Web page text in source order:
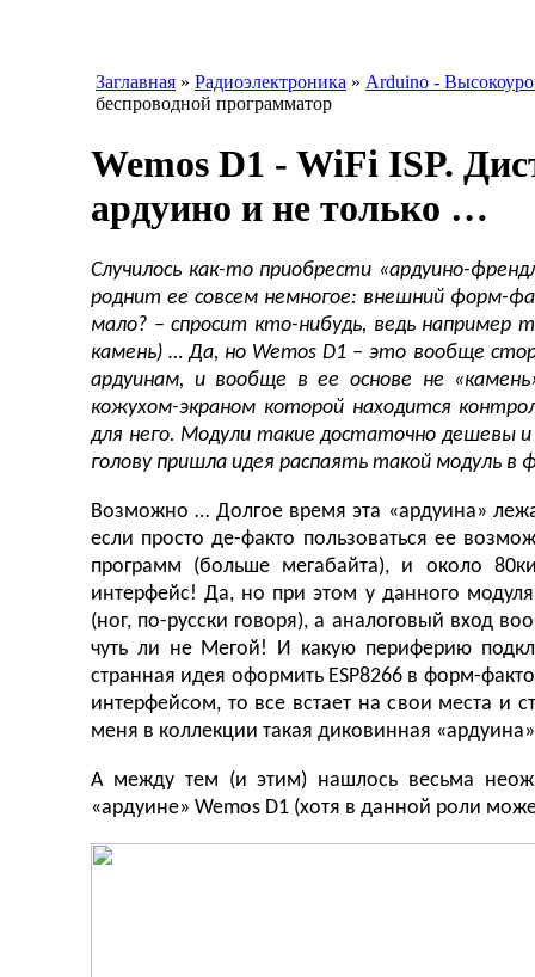
Wemos D1 - WiFi ISP.
ардуино и не только …
Случилось как-то приобрести «ардуино-
роднит ее совсем немногое: внешний форм-
мало? – спросит кто-нибудь, ведь например
камень) … Да, но WemosD1 – это вообще
ардуинам, и вообще в ее основе не
кожухом-экраном которой находится
для него. Модули такие достаточно дешевы
голову пришла идея распаять такой модуль в
Возможно … Долгое время эта «ардуина»
если просто де-факто пользоваться ее
программ (больше мегабайта), и около
интерфейс! Да, но при этом у данного
(ног, по-русски говоря), а аналоговый вход
чуть ли не Мегой! И какую периферию
странная идея оформить ESP8266 в форм-
интерфейсом, то все встает на свои места и
меня в коллекции такая диковинная
А между тем (и этим) нашлось весьма
«ардуине» Wemos D1 (хотя в данной роли
Заглавная » Радиоэлектроника » Arduino -
беспроводной программатор